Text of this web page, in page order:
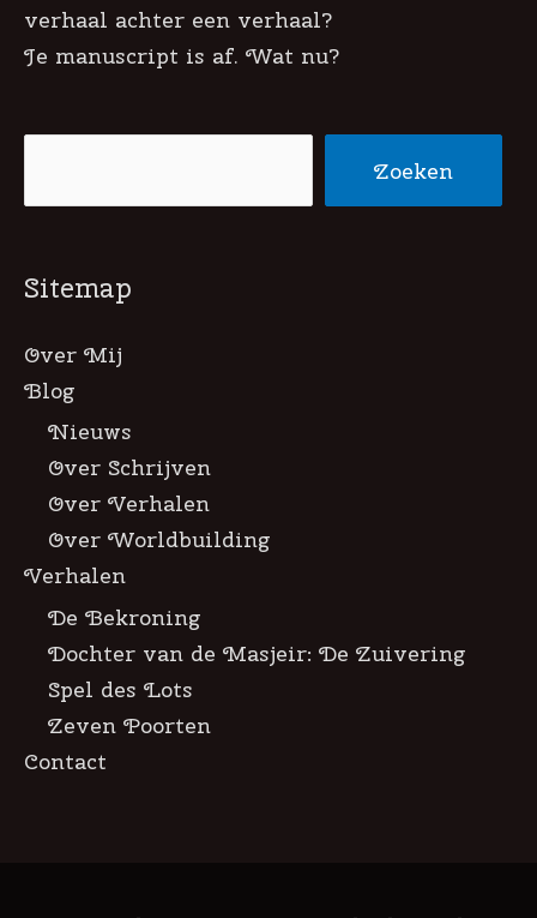
verhaal achter een verhaal?
Je manuscript is af. Wat nu?
Zoeken
Sitemap
Over Mij
Blog
Nieuws
Over Schrijven
Over Verhalen
Over Worldbuilding
Verhalen
De Bekroning
Dochter van de Masjeir: De Zuivering
Spel des Lots
Zeven Poorten
Contact